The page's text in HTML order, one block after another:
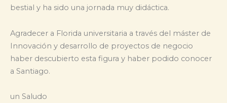
bestial y ha sido una jornada muy didáctica.
Agradecer a Florida universitaria a través del máster de
Innovación y desarrollo de proyectos de negocio
haber descubierto esta figura y haber podido conocer
a Santiago.
un Saludo